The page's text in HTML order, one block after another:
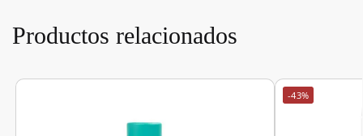
Productos relacionados
-43%